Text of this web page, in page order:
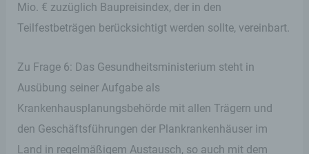
Mio. € zuzüglich Baupreisindex, der in den
Teilfestbeträgen berücksichtigt werden sollte, vereinbart.
Zu Frage 6: Das Gesundheitsministerium steht in
Ausübung seiner Aufgabe als
Krankenhausplanungsbehörde mit allen Trägern und
den Geschäftsführungen der Plankrankenhäuser im
Land in regelmäßigem Austausch, so auch mit dem
Cookies. Viele Cookies enthalten eine sogenannte
Cookie-ID. Eine Cookie-ID ist eine eindeutige
Server dem konkreten Internetbrowser zugeordnet
werden können, in dem das Cookie gespeichert
wurde. Dies ermöglicht es den besuchten
Internetseiten und Servern, den individuellen
Browser der betroffenen Person von anderen
Internetbrowsern, die andere Cookies enthalten,
zu unterscheiden. Ein bestimmter Internetbrowser